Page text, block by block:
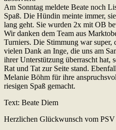
Am Sonntag meldete Beate noch
Spaß. Die Hündin meinte immer,
lang geht. Sie wurden 2x mit OB
Wir danken dem Team aus
Turniers. Die Stimmung war super,
vielen Dank an Inge, die uns am
ihrer Unterstützung überrascht hat,
Rat und Tat zur Seite stand.
Melanie Böhm für ihre
riesigen Spaß gemacht.
Text: Beate Diem
Herzlichen Glückwunsch vom PSV